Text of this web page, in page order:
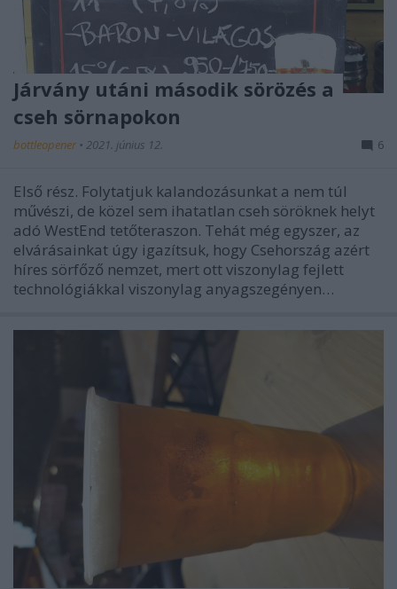
Járvány utáni második sörözés a
cseh sörnapokon
bottleopener • 2021. június 12. 6
Első rész. Folytatjuk kalandozásunkat a nem túl
művészi, de közel sem ihatatlan cseh söröknek helyt
adó WestEnd tetőteraszon. Tehát még egyszer, az
elvárásainkat úgy igazítsuk, hogy Csehország azért
híres sörfőző nemzet, mert ott viszonylag fejlett
technológiákkal viszonylag anyagszegényen…